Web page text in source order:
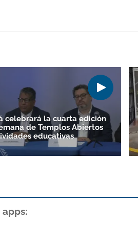
celebrará la cuarta edición
de Templos Abiertos
educativas